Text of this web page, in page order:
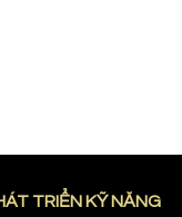
TRIỂN KỸ NĂNG